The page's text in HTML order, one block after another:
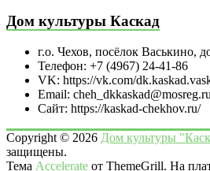
Дом культуры Каскад
г.о. Чехов, посёлок Васькино,
Телефон: +7 (4967) 24-41-86
VK: https://vk.com/
Email: cheh_dkkaskad@mosreg.ru
Сайт: https://kaskad-chekhov.ru/
Copyright © 2026 Дом культуры
защищены.
Тема Accelerate от ThemeGrill. На